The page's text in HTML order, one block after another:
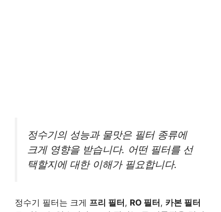
정수기의 성능과 물맛은 필터 종류에
크게 영향을 받습니다. 어떤 필터를 선
택할지에 대한 이해가 필요합니다.
정수기 필터는 크게 프리 필터 , RO 필터 , 카본 필터